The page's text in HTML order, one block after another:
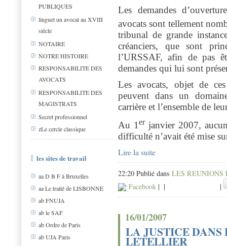
PUBLIQUES
linguet un avocat au XVIII
siècle
NOTAIRE
NOTRE HISTOIRE
RESPONSABILITE DES
AVOCATS
RESPONSABILITE DES
MAGISTRATS
Secret professionnel
zLe cercle classique
les sites de travail
aa D B F à Bruxelles
aa Le traité de LISBONNE
ab FNUJA
ab le SAF
ab Ordre de Paris
ab UJA Paris
Les demandes
avocats sont tellement
tribunal de grande
créanciers, que sont
l’URSSAF, afin de pas
demandes qui lui sont
Les avocats, objet de
peuvent dans un
carrière et l’ensemble de
Au 1 erjanvier 2007,
difficulté n’avait été mise
Lire la suite
22:20 Publié dans LES REUNIONS
Facebook | | |
16/01/2007
LA JUSTICE DANS
LETELLIER